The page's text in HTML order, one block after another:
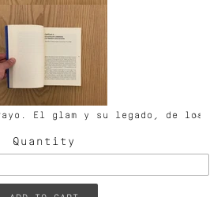
Quantity